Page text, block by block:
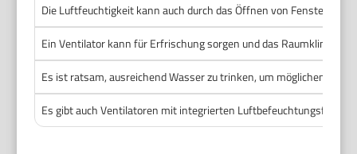
Die Luftfeuchtigkeit kann auch durch das Öffnen von Fenstern
Ein Ventilator kann für Erfrischung sorgen und das Raumklima
Es ist ratsam, ausreichend Wasser zu trinken, um möglichen
Es gibt auch Ventilatoren mit integrierten